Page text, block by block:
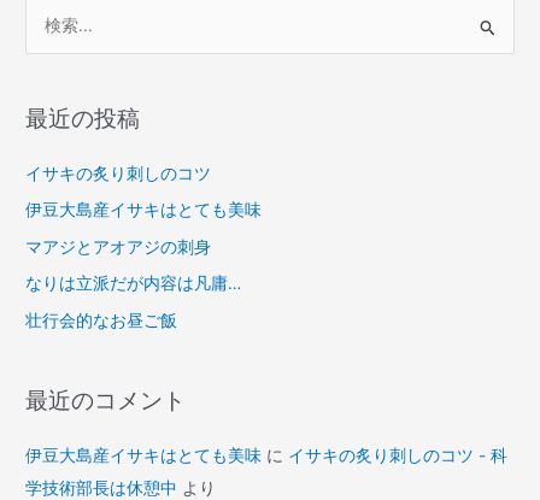
象
最近の投稿
イサキの炙り刺しのコツ
伊豆大島産イサキはとても美味
マアジとアオアジの刺身
なりは立派だが内容は凡庸…
壮行会的なお昼ご飯
最近のコメント
伊豆大島産イサキはとても美味 に イサキの炙り刺しのコツ - 科
学技術部長は休憩中 より